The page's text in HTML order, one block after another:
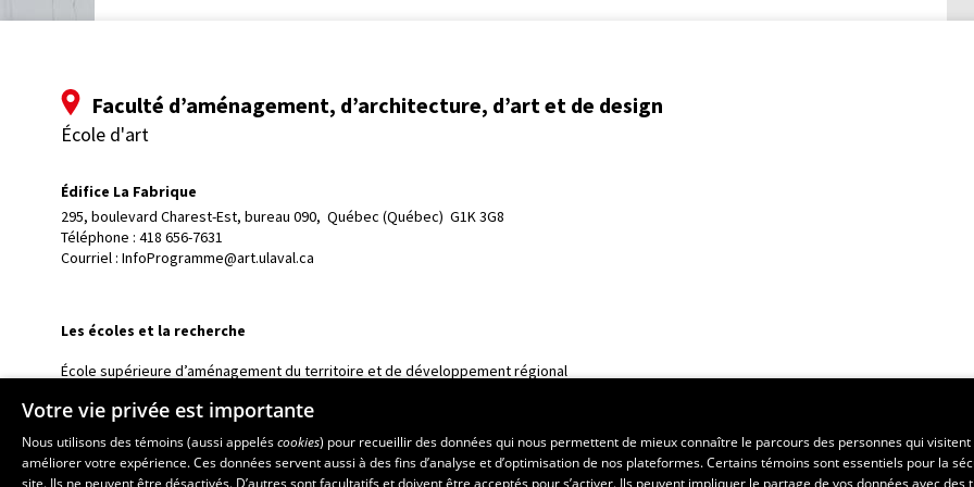
Faculté d’aménagement, d’architecture, d’art et de design
École d'art
Édifice La Fabrique
295, boulevard Charest-Est, bureau 090, Québec (Québec)  G1K 3G8
Téléphone : 418 656-7631
Courriel : InfoProgramme@art.ulaval.ca
Les écoles et la recherche
École supérieure d’aménagement du territoire et de développement régional
École de design
Centre de recherche en aménagement et développement
Votre vie privée est importante
Nous utilisons des témoins (aussi appeléscookies) pour recueillir des données qui nous permettent de mieux connaître le parcours des personnes qui
améliorer votre expérience. Ces données servent aussi à des fins d’analyse et d’optimisation de nos plateformes. Certains témoins sont essentiels pour la
site. Ils ne peuvent être désactivés. D’autres sont facultatifs et doivent être acceptés pour s’activer. Ils peuvent impliquer le partage de vos données avec des